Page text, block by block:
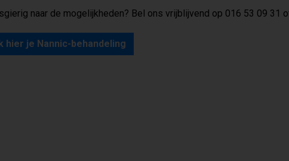
naar de mogelijkheden? Bel ons vrijblijvend op 016 53 09 31
hier je Nannic-behandeling